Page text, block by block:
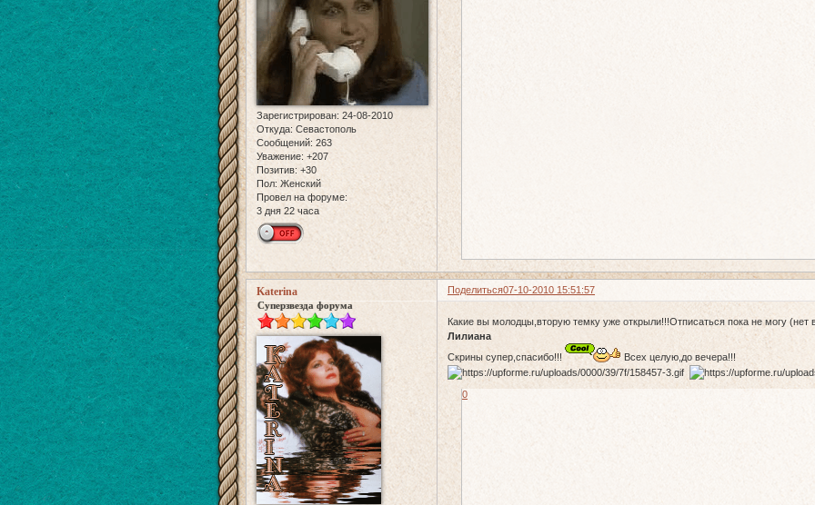
Зарегистрирован: 24-08-2010
Откуда: Севастополь
Сообщений: 263
Уважение: +207
Позитив: +30
Пол: Женский
Провел на форуме:
3 дня 22 часа
Поделиться07-10-2010 15:51:57
Katerina
Суперзвезда форума
Какие вы молодцы,вторую темку уже открыли!!!Отписаться пока не могу (нет
Лилиана
Скрины супер,спасибо!!!
Всех целую,до вечера!!!
0